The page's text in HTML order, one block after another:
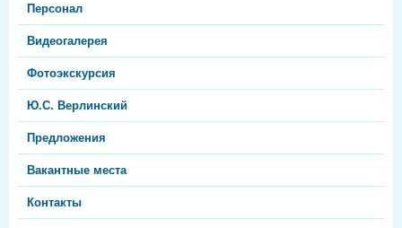
Персонал
Видеогалерея
Фотоэкскурсия
Ю.С. Верлинский
Предложения
Вакантные места
Контакты